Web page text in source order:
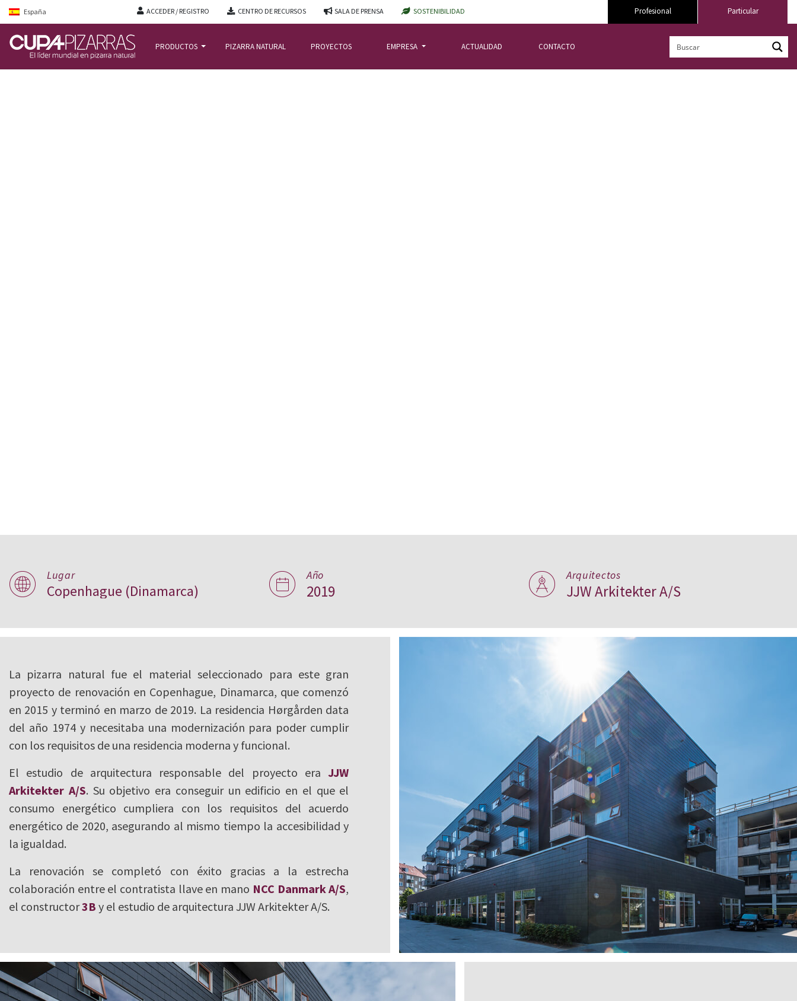
España ACCEDER / REGISTRO CENTRO DE RECURSOS SALA DE PRENSA SOSTENIBILIDAD Particular
Profesional
PRODUCTOS PIZARRA NATURAL PROYECTOS EMPRESA ACTUALIDAD CONTACTO
Residencia Hørgården en
Copenhague
Lugar
Copenhague (Dinamarca)
Año
2019
Arquitectos
JJW Arkitekter A/S
La pizarra natural fue el material seleccionado para este gran
proyecto de renovación en Copenhague, Dinamarca, que comenzó
en 2015 y terminó en marzo de 2019. La residencia Hørgården data
del año 1974 y necesitaba una modernización para poder cumplir
con los requisitos de una residencia moderna y funcional.
El estudio de arquitectura responsable del proyecto eraJJW
Arkitekter A/S. Su objetivo era conseguir un edificio en el que el
consumo energético cumpliera con los requisitos del acuerdo
energético de 2020, asegurando al mismo tiempo la accesibilidad y
la igualdad.
La renovación se completó con éxito gracias a la estrecha
colaboración entre el contratista llave en mano NCC Danmark A/S,
el constructor3B y el estudio de arquitectura JJW Arkitekter A/S.